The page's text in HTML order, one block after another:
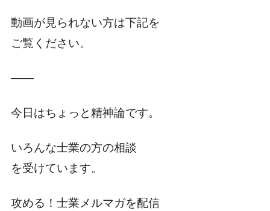
動画が見られない方は下記を
ご覧ください。
――
今日はちょっと精神論です。
いろんな士業の方の相談
を受けています。
攻める！士業メルマガを配信